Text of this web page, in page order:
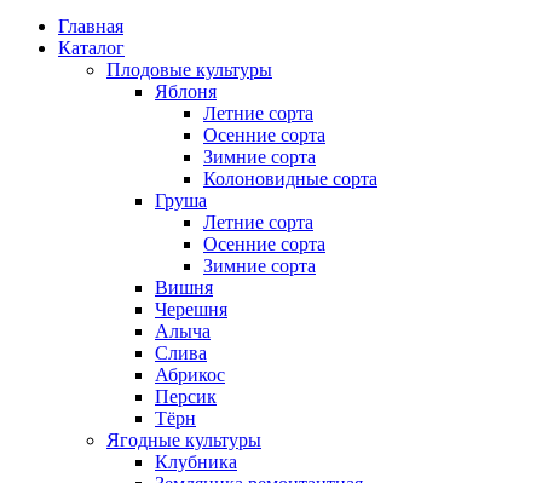
Главная
Каталог
Плодовые культуры
Яблоня
Летние сорта
Осенние сорта
Зимние сорта
Колоновидные сорта
Груша
Летние сорта
Осенние сорта
Зимние сорта
Вишня
Черешня
Алыча
Слива
Абрикос
Персик
Тёрн
Ягодные культуры
Клубника